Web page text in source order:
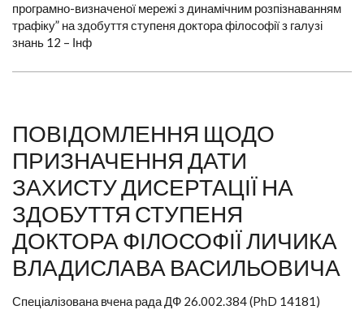
програмно-визначеної мережі з динамічним розпізнаванням
трафіку” на здобуття ступеня доктора філософії з галузі
знань 12 – Інф
ПОВІДОМЛЕННЯ ЩОДО
ПРИЗНАЧЕННЯ ДАТИ
ЗАХИСТУ ДИСЕРТАЦІЇ НА
ЗДОБУТТЯ СТУПЕНЯ
ДОКТОРА ФІЛОСОФІЇ ЛИЧИКА
ВЛАДИСЛАВА ВАСИЛЬОВИЧА
Спеціалізована вчена рада ДФ 26.002.384 (PhD 14181)